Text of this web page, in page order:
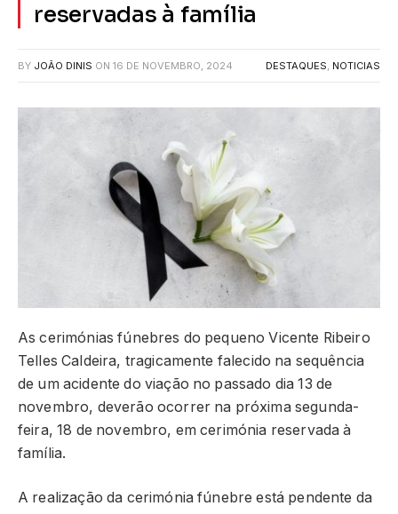
reservadas à família
BY JOÃO DINIS ON 16 DE NOVEMBRO, 2024 DESTAQUES, NOTICIAS
As cerimónias fúnebres do pequeno Vicente Ribeiro
Telles Caldeira, tragicamente falecido na sequência
de um acidente do viação no passado dia 13 de
novembro, deverão ocorrer na próxima segunda-
feira, 18 de novembro, em cerimónia reservada à
família.
A realização da cerimónia fúnebre está pendente da